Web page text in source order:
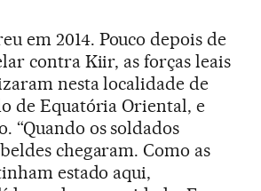
em 2014. Pouco depois de
contra Kiir, as forças leais
nesta localidade de
de Equatória Oriental, e
“Quando os soldados
chegaram. Como as
estado aqui,